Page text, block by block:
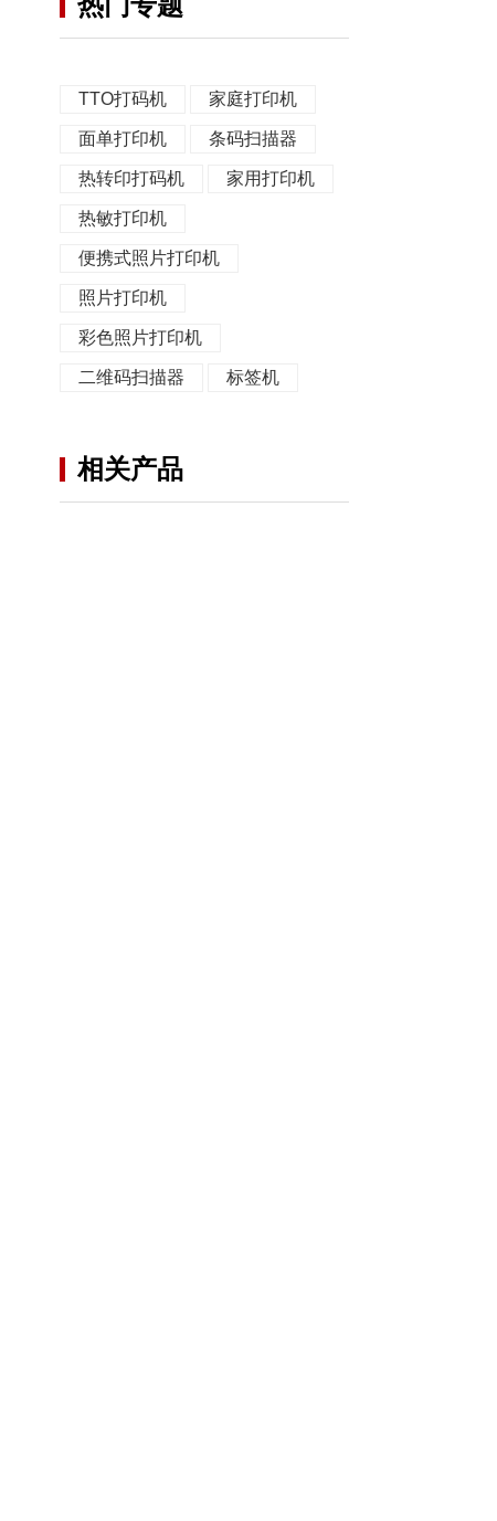
TTO打码机 家庭打印机
面单打印机 条码扫描器
热转印打码机 家用打印机
热敏打印机
便携式照片打印机
照片打印机
彩色照片打印机
二维码扫描器 标签机
相关产品